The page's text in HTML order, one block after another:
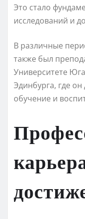
Это стало
исследований и
В различные
также был
Университете
Эдинбурга, где
обучение и